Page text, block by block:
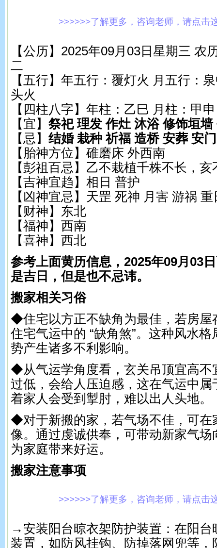
>>>>>>了解更多，咨询老师，请点击
【公历】2025年09月03日星期三 农
二
【五行】年五行：覆灯火 月五行：
头火
【四柱八字】年柱：乙巳 月柱：甲
【宜】 祭祀 理发 作灶 沐浴 修饰垣墙
【忌】 结婚 栽种 祈福 造桥 安葬 安
【胎神方位】碓磨床 外西南
【彭祖百忌】乙不栽植千株不长，
【吉神宜趋】相日 普护
【凶神宜忌】天罡 死神 月害 游祸
【财神】东北
【福神】西南
【喜神】西北
参考上面黄历信息，2025年09月03
是吉日，但是也不忌讳。
搬家相关习俗
◆住宅以方正不缺角为最佳，若房屋
住宅气运中的 “缺角煞”。这种风水
势产生诸多不利影响。
◆从气运学角度看，玄关吊顶宜高不
过低，会给人压迫感，这在气运中属
着家人会受到掣肘，难以出人头地。
◆对于新搬的家，若气场不佳，可在
像。通过虔诚供奉，可带动新家气场
为家庭带来好运。
搬家注意事项
>>>>>>了解更多，咨询老师，请点击
→安装阳台晾衣架防护装置：在阳台
装置，如防风挂钩、防掉落网兜等